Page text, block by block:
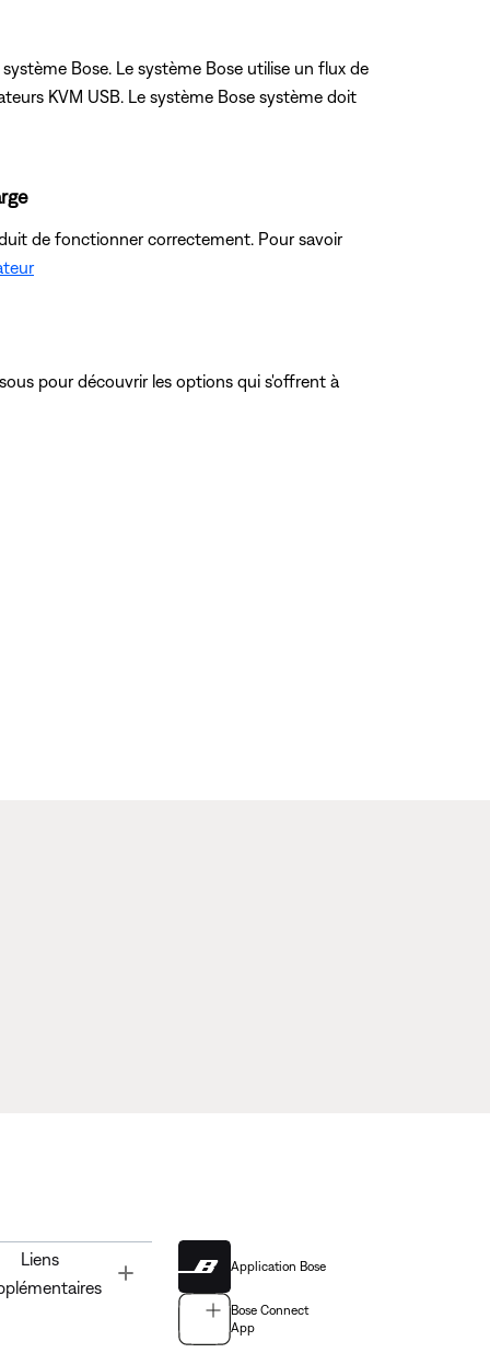
Bose. Le système Bose utilise un flux de
KVM USB. Le système Bose système doit
de fonctionner correctement. Pour savoir
pour découvrir les options qui s'offrent à
Liens
Application Bose
Bose Connect
App